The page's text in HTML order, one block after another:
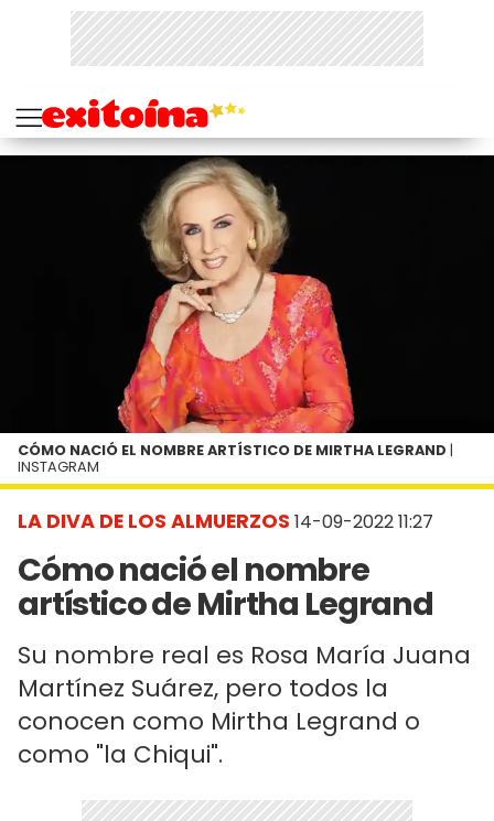
LA DIVA DE LOS ALMUERZOS 14-09-2022 11:27
Cómo nació el nombre
artístico de Mirtha Legrand
Su nombre real es Rosa María Juana
Martínez Suárez​​, pero todos la
conocen como Mirtha Legrand o
como "la Chiqui".
CÓMO NACIÓ EL NOMBRE ARTÍSTICO DE MIRTHA LEGRAND |
INSTAGRAM